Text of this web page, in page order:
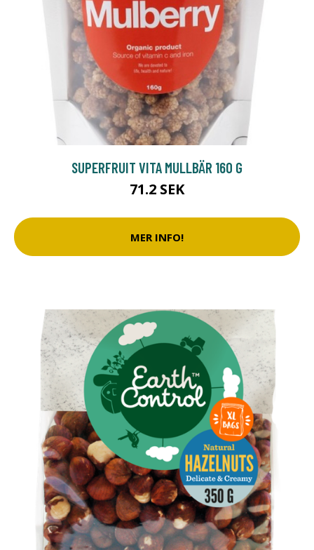
SUPERFRUIT VITA MULLBÄR 160 G
71.2 SEK
MER INFO!